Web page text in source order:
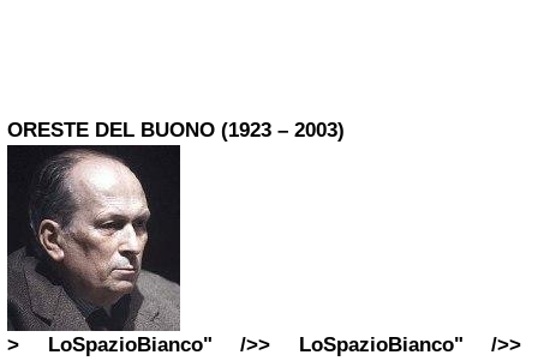
ORESTE DEL BUONO (1923 – 2003)
> LoSpazioBianco" />> LoSpazioBianco" />>